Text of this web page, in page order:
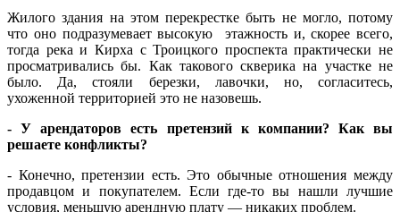
Жилого здания на этом перекрестке быть не могло, потому
что оно подразумевает высокую этажность и, скорее всего,
тогда река и Кирха с Троицкого проспекта практически не
просматривались бы. Как такового скверика на участке не
было. Да, стояли березки, лавочки, но, согласитесь,
ухоженной территорией это не назовешь.
- У арендаторов есть претензий к компании? Как вы
решаете конфликты?
- Конечно, претензии есть. Это обычные отношения между
продавцом и покупателем. Если где-то вы нашли лучшие
условия, меньшую арендную плату — никаких проблем.